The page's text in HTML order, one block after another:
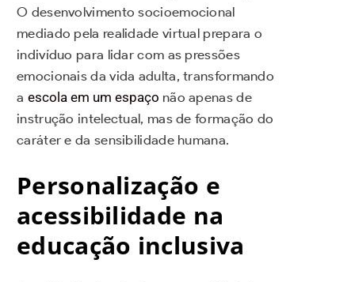
O desenvolvimento socioemocional
mediado pela realidade virtual prepara o
indivíduo para lidar com as pressões
emocionais da vida adulta, transformando
a escola em um espaço não apenas de
instrução intelectual, mas de formação do
caráter e da sensibilidade humana.
Personalização e
acessibilidade na
educação inclusiva